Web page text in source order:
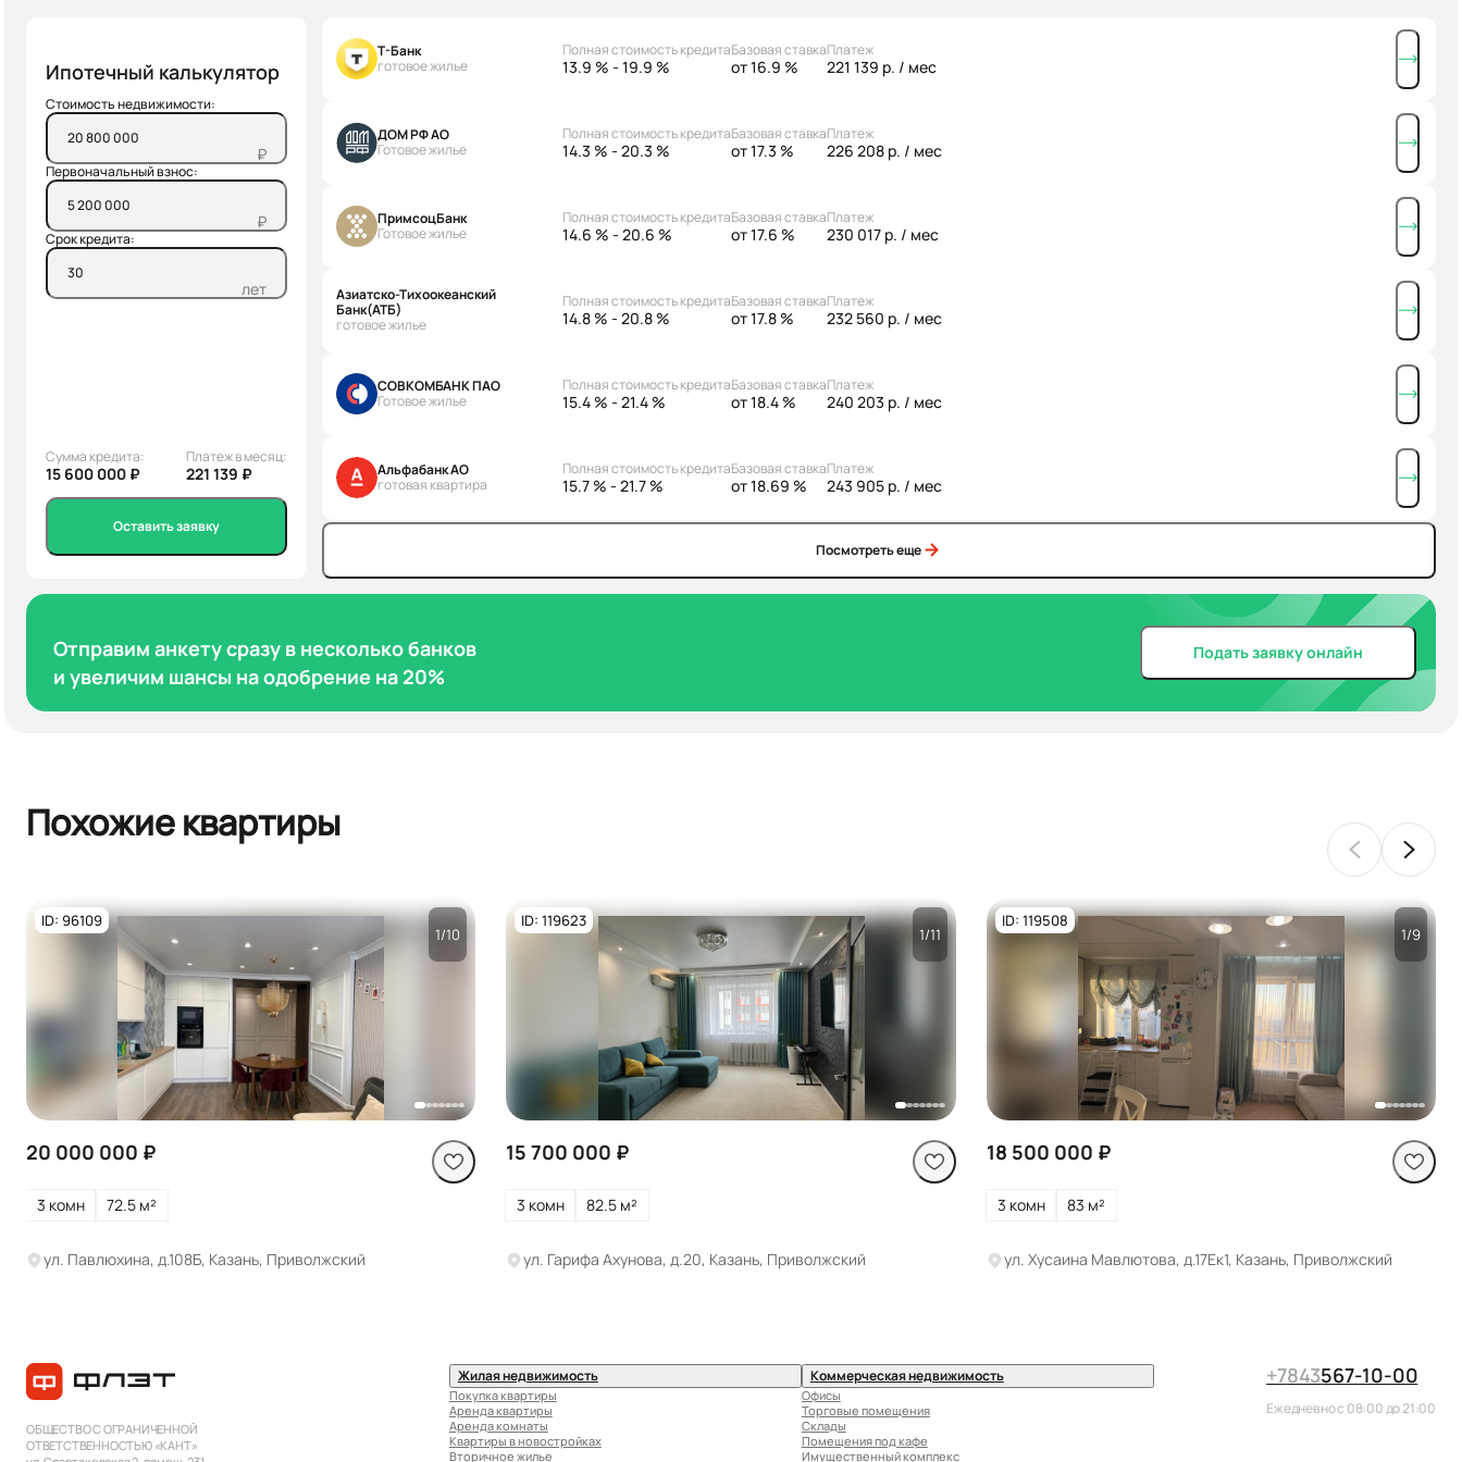
Ипотечный калькулятор
Стоимость недвижимости:
₽
Первоначальный взнос:
₽
Срок кредита:
лет
Сумма кредита:
15 600 000 ₽
Платеж в месяц:
221 139 ₽
Оставить заявку
Т-Банк
готовое жилье
Полная стоимость кредита
13.9 % - 19.9 %
Базовая ставка
от 16.9 %
Платеж
221 139 р. / мес
ДОМ РФ АО
Готовое жилье
Полная стоимость кредита
14.3 % - 20.3 %
Базовая ставка
от 17.3 %
Платеж
226 208 р. / мес
ПримсоцБанк
Готовое жилье
Полная стоимость кредита
14.6 % - 20.6 %
Базовая ставка
от 17.6 %
Платеж
230 017 р. / мес
Азиатско-Тихоокеанский
Банк(АТБ)
готовое жилье
Полная стоимость кредита
14.8 % - 20.8 %
Базовая ставка
от 17.8 %
Платеж
232 560 р. / мес
СОВКОМБАНК ПАО
Готовое жилье
Полная стоимость кредита
15.4 % - 21.4 %
Базовая ставка
от 18.4 %
Платеж
240 203 р. / мес
Альфабанк АО
готовая квартира
Полная стоимость кредита
15.7 % - 21.7 %
Базовая ставка
от 18.69 %
Платеж
243 905 р. / мес
Посмотреть еще
Отправим анкету сразу в несколько банков
и увеличим шансы на одобрение на 20%
Подать заявку онлайн
Похожие квартиры
Посмотреть все
ID: 96109
1/10
20 000 000 ₽
3 комн 72.5 м²
ул. Павлюхина, д.108Б, Казань, Приволжский
Посмотреть все
фото
ID: 119623
1/11
15 700 000 ₽
3 комн 82.5 м²
ул. Гарифа Ахунова, д.20, Казань, Приволжский
Посмотреть все
ID: 119508
1/9
18 500 000 ₽
3 комн 83 м²
ул. Хусаина Мавлютова, д.17Ек1, Казань, Приволжский
Жилая недвижимость
Покупка квартиры
Аренда квартиры
Аренда комнаты
Квартиры в новостройках
Вторичное жилье
Коммерческая недвижимость
Офисы
Торговые помещения
Склады
Помещения под кафе
Имущественный комплекс
+7843567-10-00
Ежедневно с 08:00 до 21:00
ОБЩЕСТВО С ОГРАНИЧЕННОЙ
ОТВЕТСТВЕННОСТЬЮ «КАНТ»